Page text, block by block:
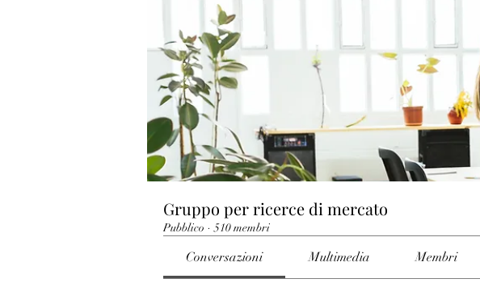
Gruppo per ricerce di mercato
Pubblico · 510 membri
Conversazioni Multimedia Membri